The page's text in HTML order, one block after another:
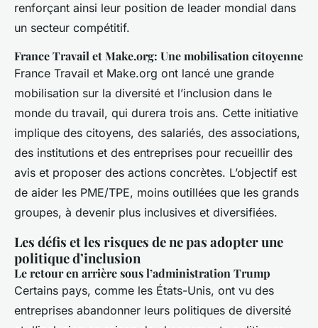
renforçant ainsi leur position de leader mondial dans
un secteur compétitif.
France Travail et Make.org: Une mobilisation citoyenne
France Travail et Make.org ont lancé une grande
mobilisation sur la diversité et l’inclusion dans le
monde du travail, qui durera trois ans. Cette initiative
implique des citoyens, des salariés, des associations,
des institutions et des entreprises pour recueillir des
avis et proposer des actions concrètes. L’objectif est
de aider les PME/TPE, moins outillées que les grands
groupes, à devenir plus inclusives et diversifiées.
Les défis et les risques de ne pas adopter une
politique d’inclusion
Le retour en arrière sous l’administration Trump
Certains pays, comme les États-Unis, ont vu des
entreprises abandonner leurs politiques de diversité